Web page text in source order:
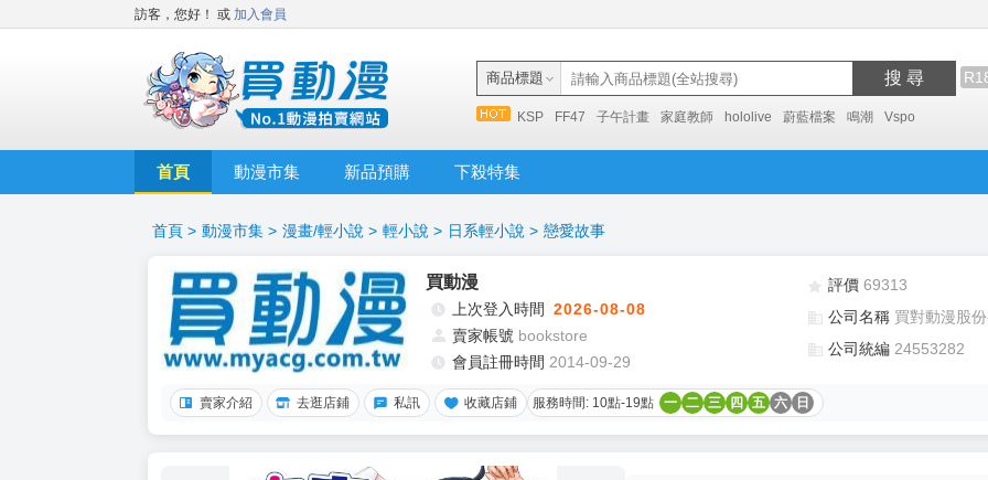
訪客，您好！ 或 加入會員
商品標題 搜 尋
KSP FF47 子午計畫 家庭教師 hololive 蔚藍檔案 鳴潮 Vspo
首頁 動漫市集 新品預購 下殺特集
首頁 > 動漫市集 > 漫畫/輕小說 > 輕小說 > 日系輕小說 > 戀愛故事
買動漫
上次登入時間 2026-08-08
賣家帳號 bookstore
會員註冊時間 2014-09-29
評價 69313
公司名稱 買對動漫股
公司統編 24553282
賣家介紹 去逛店鋪 私訊 收藏店鋪 服務時間: 10點-19點 一 二 三 四 五 六 日